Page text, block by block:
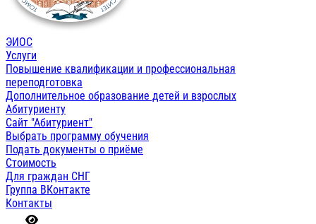
ЭИОС
Услуги
Повышение квалификации и профессиональная
переподготовка
Дополнительное образование детей и взрослых
Абитуриенту
Сайт "Абитуриент"
Выбрать программу обучения
Подать документы о приёме
Стоимость
Для граждан СНГ
Группа ВКонтакте
Контакты